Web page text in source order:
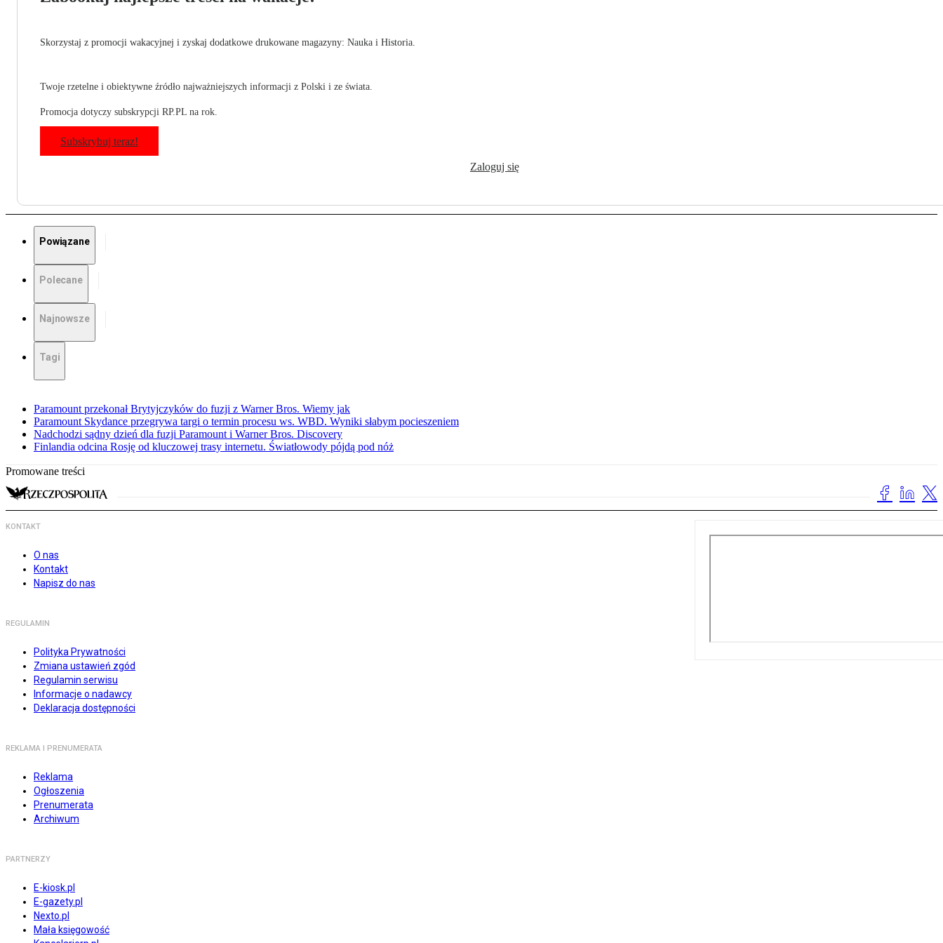
Skorzystaj z promocji wakacyjnej i zyskaj dodatkowe drukowane magazyny: Nauka i Historia.
Twoje rzetelne i obiektywne źródło najważniejszych informacji z Polski i ze świata.
Promocja dotyczy subskrypcji RP.PL na rok.
Subskrybuj teraz!
Zaloguj się
Powiązane
Polecane
Najnowsze
Tagi
Paramount przekonał Brytyjczyków do fuzji z Warner Bros. Wiemy jak
Paramount Skydance przegrywa targi o termin procesu ws. WBD. Wyniki słabym pocieszeniem
Nadchodzi sądny dzień dla fuzji Paramount i Warner Bros. Discovery
Finlandia odcina Rosję od kluczowej trasy internetu. Światłowody pójdą pod nóż
Promowane treści
KONTAKT
O nas
Kontakt
Napisz do nas
REGULAMIN
Polityka Prywatności
Zmiana ustawień zgód
Regulamin serwisu
Informacje o nadawcy
Deklaracja dostępności
REKLAMA I PRENUMERATA
Reklama
Ogłoszenia
Prenumerata
Archiwum
PARTNERZY
E-kiosk.pl
E-gazety.pl
Nexto.pl
Mała księgowość